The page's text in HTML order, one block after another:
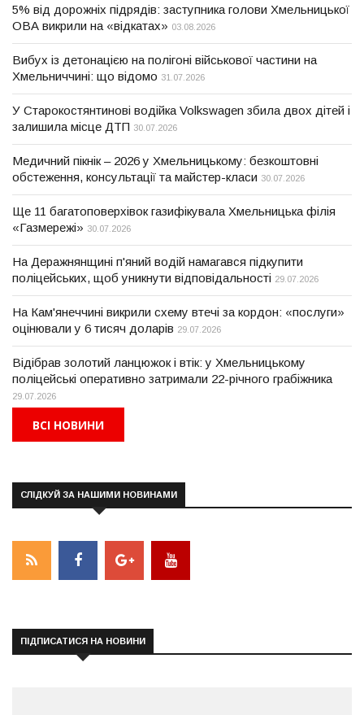
5% від дорожніх підрядів: заступника голови Хмельницької
ОВА викрили на «відкатах» 03.08.2026
Вибух із детонацією на полігоні військової частини на
Хмельниччині: що відомо 31.07.2026
У Старокостянтинові водійка Volkswagen збила двох дітей і
залишила місце ДТП 30.07.2026
Медичний пікнік – 2026 у Хмельницькому: безкоштовні
обстеження, консультації та майстер-класи 30.07.2026
Ще 11 багатоповерхівок газифікувала Хмельницька філія
«Газмережі» 30.07.2026
На Деражнянщині п'яний водій намагався підкупити
поліцейських, щоб уникнути відповідальності 29.07.2026
На Кам'янеччині викрили схему втечі за кордон: «послуги»
оцінювали у 6 тисяч доларів 29.07.2026
Відібрав золотий ланцюжок і втік: у Хмельницькому
поліцейські оперативно затримали 22-річного грабіжника
29.07.2026
ВСІ НОВИНИ
СЛІДКУЙ ЗА НАШИМИ НОВИНАМИ
ПІДПИСАТИСЯ НА НОВИНИ